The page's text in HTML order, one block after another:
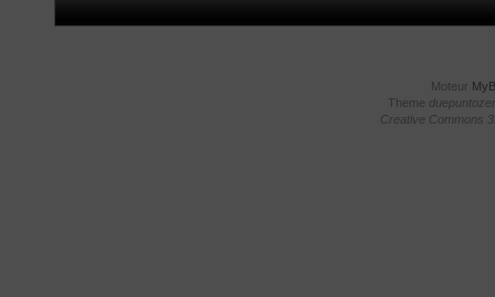
Moteur
Theme
Creative Commons